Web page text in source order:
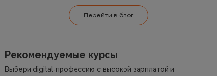
Перейти в блог
Рекомендуемые курсы
Выбери digital‑профессию с высокой зарплатой и